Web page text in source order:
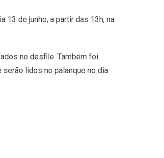
13 de junho, a partir das 13h, na
no desfile. Também foi
lidos no palanque no dia